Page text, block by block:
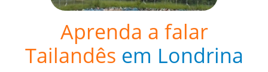
Aprenda a falar
Tailandês em Londrina